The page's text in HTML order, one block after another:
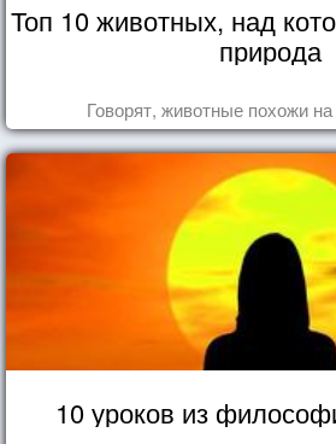
Топ 10 животных, над
природа
Говорят, животные похожи
10 уроков из